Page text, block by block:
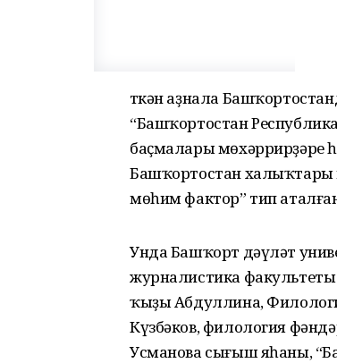
Үткән аҙнала
“Башҡортостан
баҫмалары
Башҡортостан халыҡтары
мөһим фактор” тип
Унда Башҡорт дәүләт
журналистика
ҡыҙы Абдуллина,
Күзбәков, филология
Усманова сығыш яһаны,